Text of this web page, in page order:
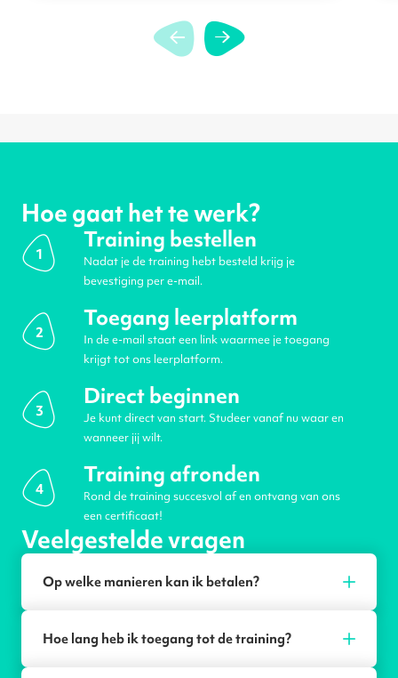
Hoe gaat het te werk?
1
Training bestellen
Nadat je de training hebt besteld krijg je
bevestiging per e-mail.
2
Toegang leerplatform
In de e-mail staat een link waarmee je toegang
krijgt tot ons leerplatform.
3
Direct beginnen
Je kunt direct van start. Studeer vanaf nu waar en
wanneer jij wilt.
4
Training afronden
Rond de training succesvol af en ontvang van ons
een certificaat!
Veelgestelde vragen
Op welke manieren kan ik betalen?
Hoe lang heb ik toegang tot de training?